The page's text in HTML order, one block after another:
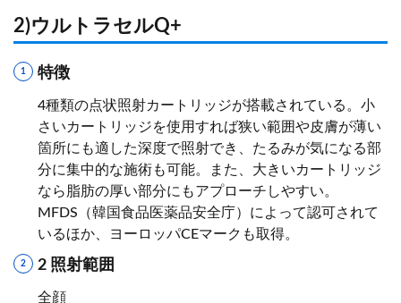
2)ウルトラセルQ+
特徴
4種類の点状照射カートリッジが搭載されている。小
さいカートリッジを使用すれば狭い範囲や皮膚が薄い
箇所にも適した深度で照射でき、たるみが気になる部
分に集中的な施術も可能。また、大きいカートリッジ
なら脂肪の厚い部分にもアプローチしやすい。
MFDS（韓国食品医薬品安全庁）によって認可されて
いるほか、ヨーロッパCEマークも取得。
2 照射範囲
全顔